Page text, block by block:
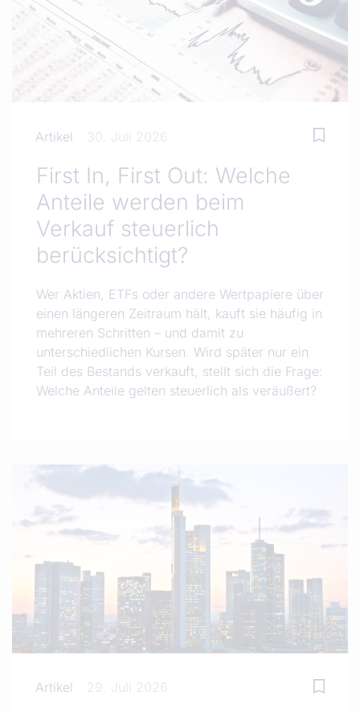
Artikel 30. Juli 2026
First In, First Out: Welche
Anteile werden beim
Verkauf steuerlich
berücksichtigt?
Wer Aktien, ETFs oder andere Wertpapiere über
einen längeren Zeitraum hält, kauft sie häufig in
mehreren Schritten – und damit zu
unterschiedlichen Kursen. Wird später nur ein
Teil des Bestands verkauft, stellt sich die Frage:
Welche Anteile gelten steuerlich als veräußert?
Artikel 29. Juli 2026